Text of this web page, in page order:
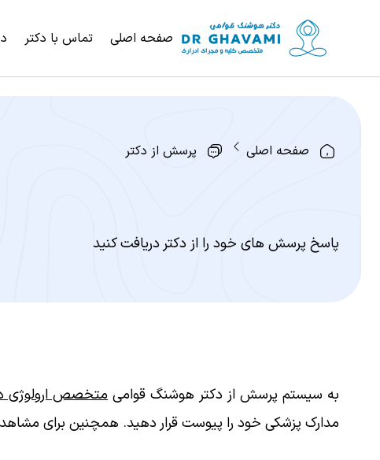
صفحه اصلی تماس با دکتر
صفحه اصلی پرسش از دکتر
پاسخ پرسش های خود را از دکتر دریافت کنید
به سیستم پرسش از دکتر هوشنگ قوامیمتخصص ارولوژی
مدارک پزشکی خود را پیوست قرار دهید. همچنین برای